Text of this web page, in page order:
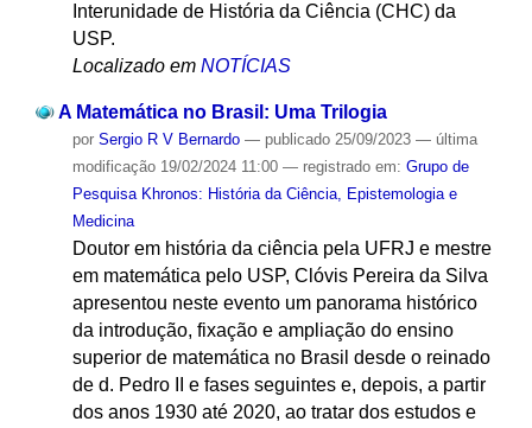
Interunidade de História da Ciência (CHC) da
USP.
Localizado em NOTÍCIAS
A Matemática no Brasil: Uma Trilogia
por Sergio R V Bernardo — publicado25/09/2023 — última
modificação19/02/2024 11:00 — registrado em: Grupo de
Pesquisa Khronos: História da Ciência, Epistemologia e
Medicina
Doutor em história da ciência pela UFRJ e mestre
em matemática pelo USP, Clóvis Pereira da Silva
apresentou neste evento um panorama histórico
da introdução, fixação e ampliação do ensino
superior de matemática no Brasil desde o reinado
de d. Pedro II e fases seguintes e, depois, a partir
dos anos 1930 até 2020, ao tratar dos estudos e